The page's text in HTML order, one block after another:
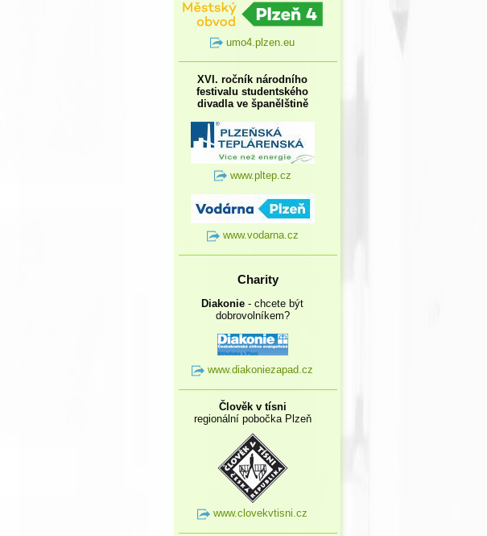
umo4.plzen.eu
XVI. ročník národního
festivalu studentského
divadla ve španělštině
www.pltep.cz
www.vodarna.cz
Charity
Diakonie - chcete být
dobrovolníkem?
www.diakoniezapad.cz
Člověk v tísni
regionální pobočka Plzeň
www.clovekvtisni.cz